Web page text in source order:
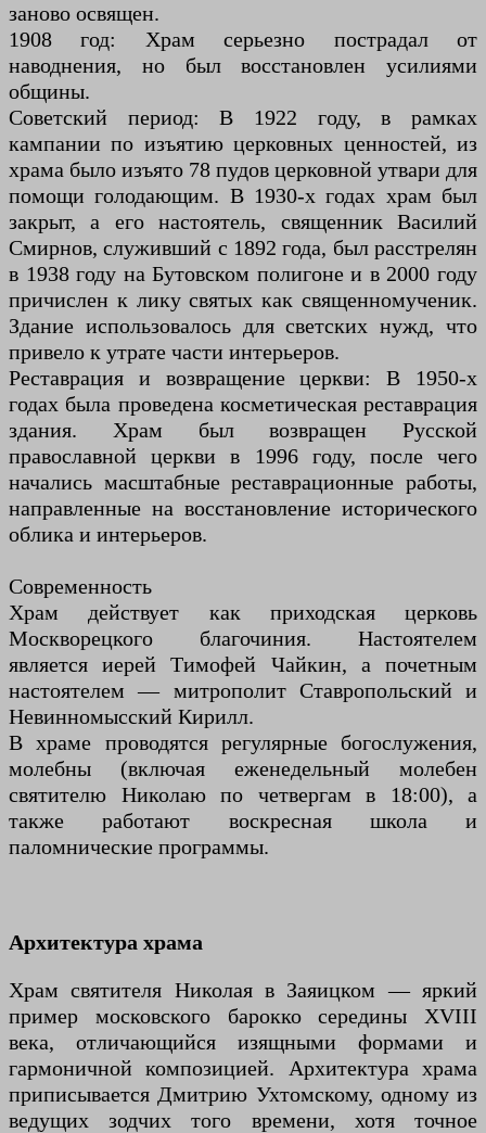
заново освящен.
1908 год: Храм серьезно пострадал от
наводнения, но был восстановлен усилиями
общины.
Советский период: В 1922 году, в рамках
кампании по изъятию церковных ценностей, из
храма было изъято 78 пудов церковной утвари для
помощи голодающим. В 1930-х годах храм был
закрыт, а его настоятель, священник Василий
Смирнов, служивший с 1892 года, был расстрелян
в 1938 году на Бутовском полигоне и в 2000 году
причислен к лику святых как священномученик.
Здание использовалось для светских нужд, что
привело к утрате части интерьеров.
Реставрация и возвращение церкви: В 1950-х
годах была проведена косметическая реставрация
здания. Храм был возвращен Русской
православной церкви в 1996 году, после чего
начались масштабные реставрационные работы,
направленные на восстановление исторического
облика и интерьеров.
Современность
Храм действует как приходская церковь
Москворецкого благочиния. Настоятелем
является иерей Тимофей Чайкин, а почетным
настоятелем — митрополит Ставропольский и
Невинномысский Кирилл.
В храме проводятся регулярные богослужения,
молебны (включая еженедельный молебен
святителю Николаю по четвергам в 18:00), а
также работают воскресная школа и
паломнические программы.
Архитектура храма
Храм святителя Николая в Заяицком — яркий
пример московского барокко середины XVIII
века, отличающийся изящными формами и
гармоничной композицией. Архитектура храма
приписывается Дмитрию Ухтомскому, одному из
ведущих зодчих того времени, хотя точное